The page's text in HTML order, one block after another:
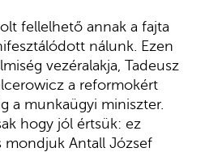
fellelhető annak a fajta
nálunk. Ezen
vezéralakja, Tadeusz
a reformokért
a munkaügyi miniszter.
hogy jól értsük: ez
mondjuk Antall József